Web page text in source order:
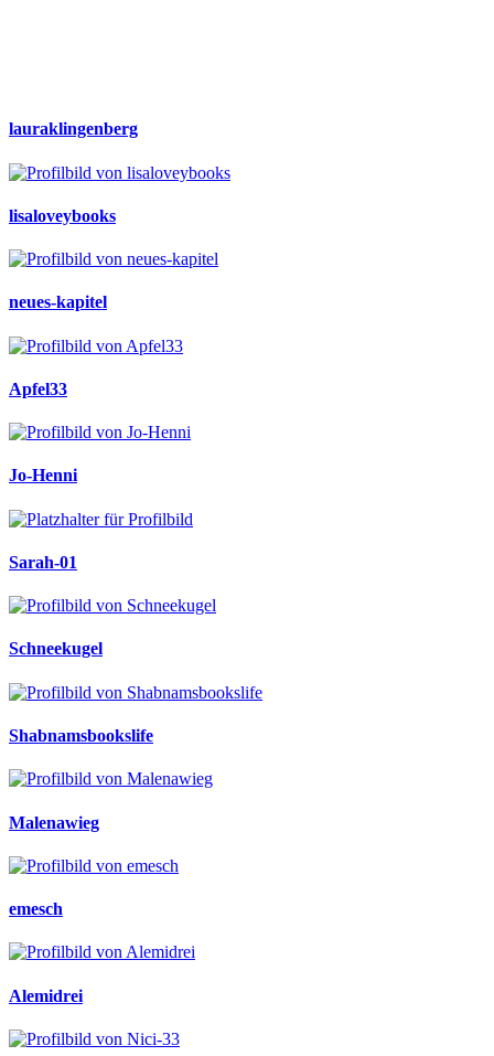
lauraklingenberg
lisaloveybooks
neues-kapitel
Apfel33
Jo-Henni
Sarah-01
Schneekugel
Shabnamsbookslife
Malenawieg
emesch
Alemidrei